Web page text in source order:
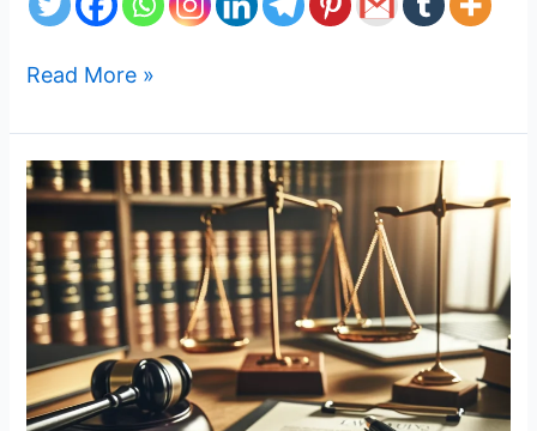
Read More »
3
claves
para
contestar
una
demanda
ejecutiva
con
pagaré